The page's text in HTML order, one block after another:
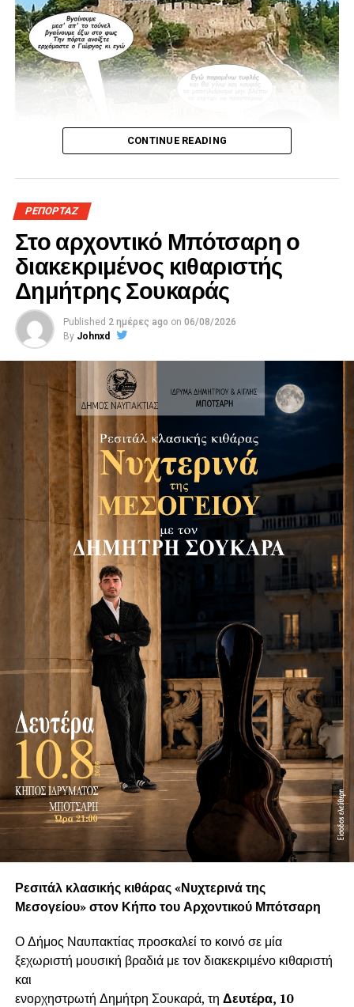
CONTINUE READING
ΡΕΠΟΡΤΑΖ
Στο αρχοντικό Μπότσαρη ο
διακεκριμένος κιθαριστής
Δημήτρης Σουκαράς
Published 2 ημέρες ago on 06/08/2026
By Johnxd
Ρεσιτάλ κλασικής κιθάρας «Νυχτερινά της
Μεσογείου» στον Κήπο του Αρχοντικού Μπότσαρη
Ο Δήμος Ναυπακτίας προσκαλεί το κοινό σε μία
ξεχωριστή μουσική βραδιά με τον διακεκριμένο κιθαριστή
και
ενορχηστρωτή Δημήτρη Σουκαρά, τη Δευτέρα, 10